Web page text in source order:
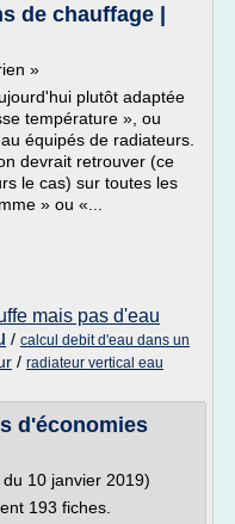
de chauffage |
»
plutôt adaptée
température », ou
équipés de radiateurs.
devrait retrouver (ce
le cas) sur toutes les
» ou «...
mais pas d'eau
/ calcul debit d'eau dans un
/ radiateur vertical eau
d'économies
10 janvier 2019)
193 fiches.